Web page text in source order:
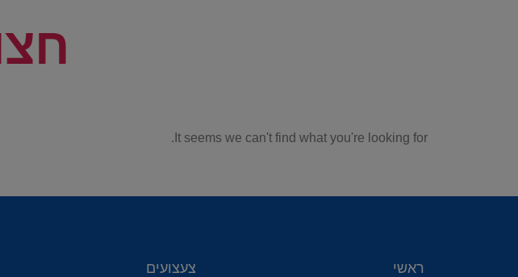
It seems we can't find what you're looking for.
ראשי צעצועים